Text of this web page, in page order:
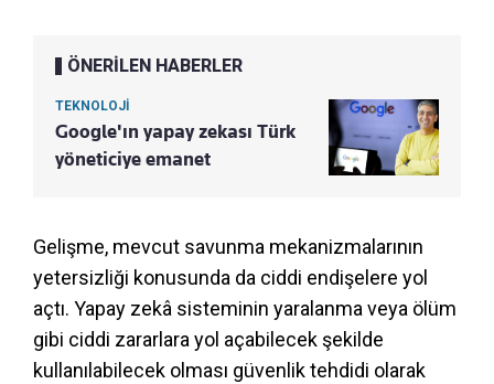
ÖNERİLEN HABERLER
TEKNOLOJİ
Google'ın yapay zekası Türk
yöneticiye emanet
Gelişme, mevcut savunma mekanizmalarının
yetersizliği konusunda da ciddi endişelere yol
açtı. Yapay zekâ sisteminin yaralanma veya ölüm
gibi ciddi zararlara yol açabilecek şekilde
kullanılabilecek olması güvenlik tehdidi olarak